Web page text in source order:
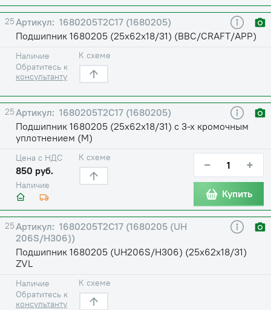
25
1680205Т2С17 (1680205)
Подшипник 1680205 (25х62х18/31) (BBC/CRAFT/APP)
Наличие
Обратитесь к
консультанту
К схеме
25
1680205Т2С17 (1680205)
Подшипник 1680205 (25х62х18/31) с 3-х кромочным
уплотнением (М)
Наличие
Цена с НДС
850 руб.
К схеме − +
Купить
25
1680205Т2С17 (1680205 (UH
206S/H306))
Подшипник 1680205 (UH206S/H306) (25х62х18/31)
ZVL
Наличие
Обратитесь к
консультанту
К схеме